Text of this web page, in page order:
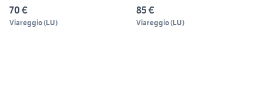
70 €
Viareggio(LU)
85 €
Viareggio(LU)